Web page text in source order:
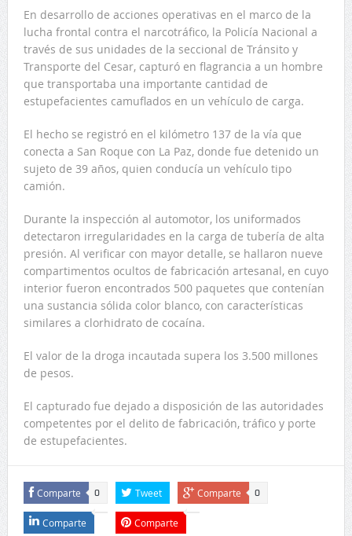
En desarrollo de acciones operativas en el marco de la
lucha frontal contra el narcotráfico, la Policía Nacional a
través de sus unidades de la seccional de Tránsito y
Transporte del Cesar, capturó en flagrancia a un hombre
que transportaba una importante cantidad de
estupefacientes camuflados en un vehículo de carga.
El hecho se registró en el kilómetro 137 de la vía que
conecta a San Roque con La Paz, donde fue detenido un
sujeto de 39 años, quien conducía un vehículo tipo
camión.
Durante la inspección al automotor, los uniformados
detectaron irregularidades en la carga de tubería de alta
presión. Al verificar con mayor detalle, se hallaron nueve
compartimentos ocultos de fabricación artesanal, en cuyo
interior fueron encontrados 500 paquetes que contenían
una sustancia sólida color blanco, con características
similares a clorhidrato de cocaína.
El valor de la droga incautada supera los 3.500 millones
de pesos.
El capturado fue dejado a disposición de las autoridades
competentes por el delito de fabricación, tráfico y porte
de estupefacientes.
Comparte 0 Tweet Comparte 0
Comparte Comparte